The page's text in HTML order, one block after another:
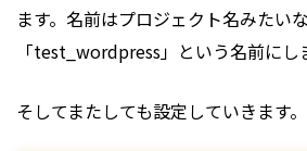
ます。名前はプロジェクト名みたい
「test_wordpress」という名前にし
そしてまたしても設定していきます。